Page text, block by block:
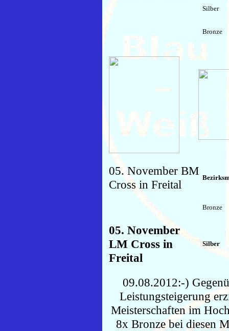
Silber
Bronze
05. November BM
Cross in Freital
Bronze
05. November
LM Cross in
Freital
Silber
09.08.2012:-)
Leistungsteigerung
Meisterschaften im
8x Bronze bei diesen